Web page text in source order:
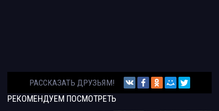
РАССКАЗАТЬ ДРУЗЬЯМ!
РЕКОМЕНДУЕМ ПОСМОТРЕТЬ